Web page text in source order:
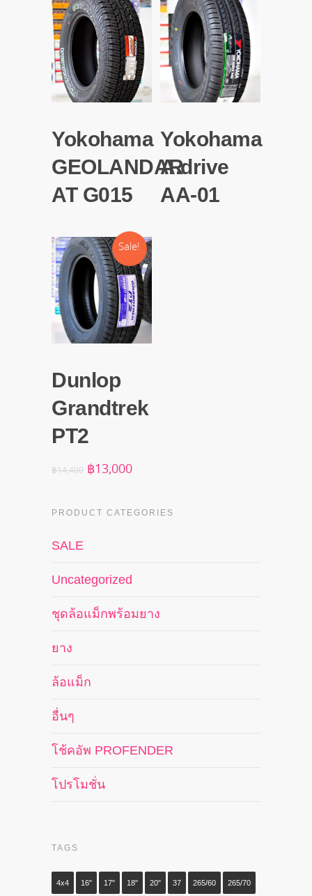
Yokohama
GEOLANDAR
AT G015
Yokohama
A.drive
AA-01
Sale!
Dunlop
Grandtrek
PT2
฿14,400 Original
฿14,400.
฿13,000Current
฿13,000.
PRODUCT CATEGORIES
SALE
Uncategorized
ชุดล้อแม็กพร้อมยาง
ยาง
ล้อแม็ก
อื่นๆ
โช้คอัพ PROFENDER
โปรโมชั่น
TAGS
4x4 16" 17" 18" 20" 37 265/60 265/70